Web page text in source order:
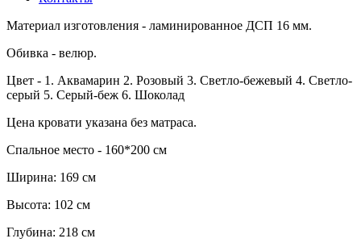
Материал изготовления - ламинированное ДСП 16 мм.
Обивка - велюр.
Цвет - 1. Аквамарин 2. Розовый 3. Светло-бежевый 4. Светло-
серый 5. Серый-беж 6. Шоколад
Цена кровати указана без матраса.
Спальное место - 160*200 см
Ширина: 169 см
Высота: 102 см
Глубина: 218 см